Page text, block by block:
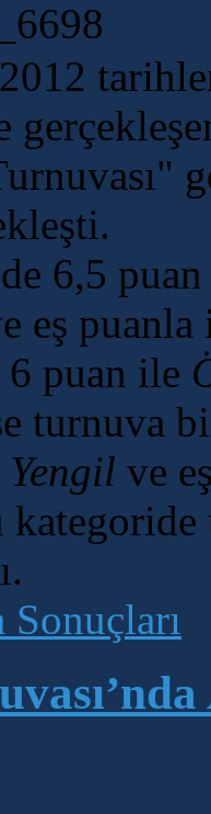
6,5
eş
6 puan ile
turnuva
ve